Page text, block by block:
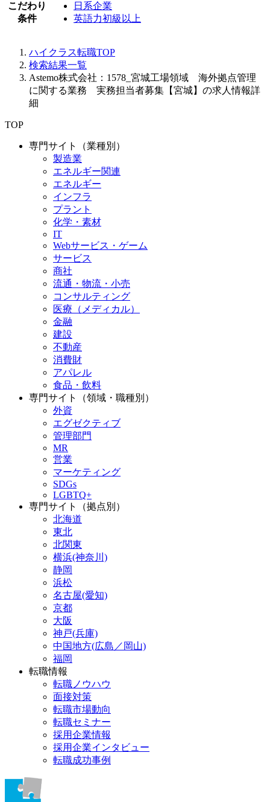
こだわり
条件
日系企業
英語力初級以上
ハイクラス転職TOP
検索結果一覧
Astemo株式会社：1578_宮城工場領域 海外拠点管理
に関する業務 実務担当者募集【宮城】の求人情報詳
細
TOP
専門サイト（業種別）
製造業
エネルギー関連
エネルギー
インフラ
プラント
化学・素材
IT
Webサービス・ゲーム
サービス
商社
流通・物流・小売
コンサルティング
医療（メディカル）
金融
建設
不動産
消費財
アパレル
食品・飲料
専門サイト（領域・職種別）
外資
エグゼクティブ
管理部門
MR
営業
マーケティング
SDGs
LGBTQ+
専門サイト（拠点別）
北海道
東北
北関東
横浜(神奈川)
静岡
浜松
名古屋(愛知)
京都
大阪
神戸(兵庫)
中国地方(広島／岡山)
福岡
転職情報
転職ノウハウ
面接対策
転職市場動向
転職セミナー
採用企業情報
採用企業インタビュー
転職成功事例